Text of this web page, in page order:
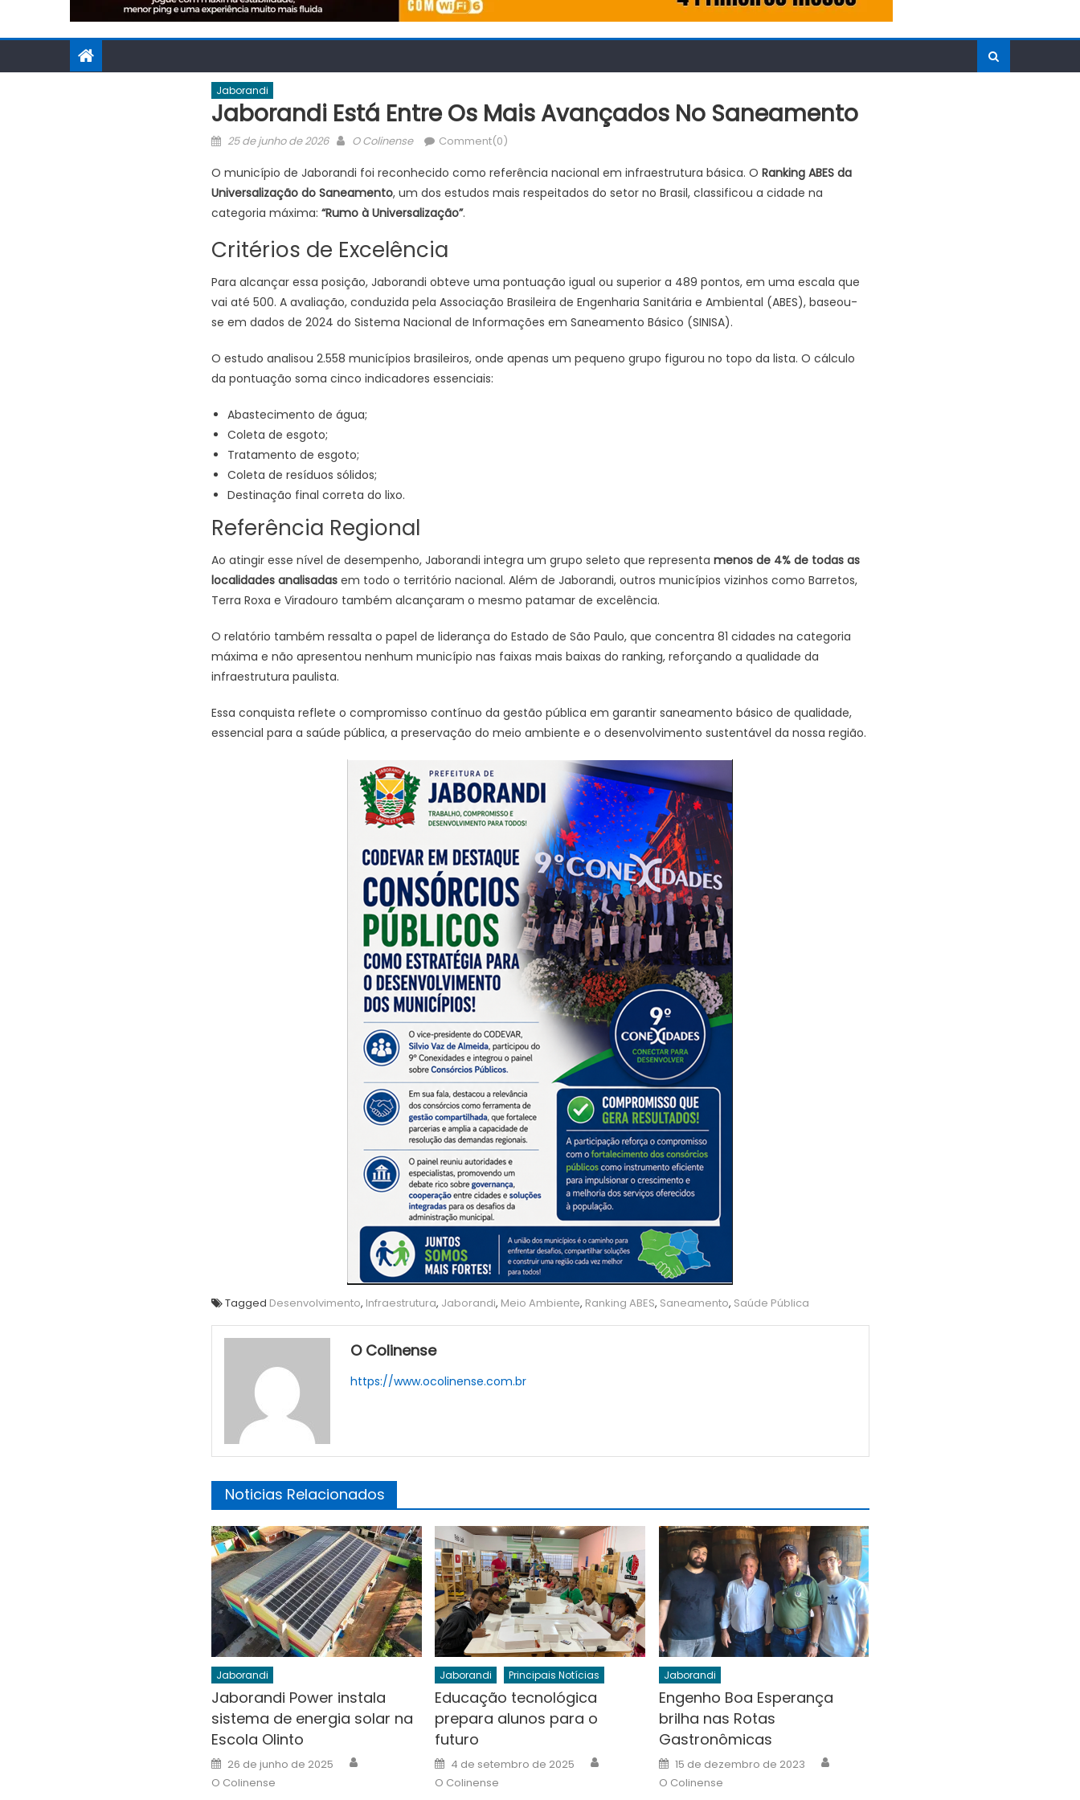
Jaborandi
Jaborandi Está Entre Os Mais Avançados No Saneamento
Posted
25 de junho de 2026 Author
O Colinense Comment(0)
O município de Jaborandi foi reconhecido como referência nacional em infraestrutura básica. O Ranking ABES da
Universalização do Saneamento, um dos estudos mais respeitados do setor no Brasil, classificou a cidade na
categoria máxima: “Rumo à Universalização”.
Critérios de Excelência
Para alcançar essa posição, Jaborandi obteve uma pontuação igual ou superior a 489 pontos, em uma escala que
vai até 500. A avaliação, conduzida pela Associação Brasileira de Engenharia Sanitária e Ambiental (ABES), baseou-
se em dados de 2024 do Sistema Nacional de Informações em Saneamento Básico (SINISA).
O estudo analisou 2.558 municípios brasileiros, onde apenas um pequeno grupo figurou no topo da lista. O cálculo
da pontuação soma cinco indicadores essenciais:
Abastecimento de água;
Coleta de esgoto;
Tratamento de esgoto;
Coleta de resíduos sólidos;
Destinação final correta do lixo.
Referência Regional
Ao atingir esse nível de desempenho, Jaborandi integra um grupo seleto que representa menos de 4% de todas as
localidades analisadasem todo o território nacional. Além de Jaborandi, outros municípios vizinhos como Barretos,
Terra Roxa e Viradouro também alcançaram o mesmo patamar de excelência.
O relatório também ressalta o papel de liderança do Estado de São Paulo, que concentra 81 cidades na categoria
máxima e não apresentou nenhum município nas faixas mais baixas do ranking, reforçando a qualidade da
infraestrutura paulista.
Essa conquista reflete o compromisso contínuo da gestão pública em garantir saneamento básico de qualidade,
essencial para a saúde pública, a preservação do meio ambiente e o desenvolvimento sustentável da nossa região.
Tagged Desenvolvimento, Infraestrutura, Jaborandi, Meio Ambiente, Ranking ABES, Saneamento, Saúde Pública
O Colinense
https://www.ocolinense.com.br
Noticias Relacionados
Jaborandi
Jaborandi Power instala
sistema de energia solar na
Escola Olinto
Posted
on
26 de junho de 2025
O Colinense
Jaborandi Principais Notícias
Educação tecnológica
prepara alunos para o
futuro
Posted
on
4 de setembro de 2025
O Colinense
Jaborandi
Engenho Boa Esperança
brilha nas Rotas
Gastronômicas
Posted
on
15 de dezembro de 2023
O Colinense